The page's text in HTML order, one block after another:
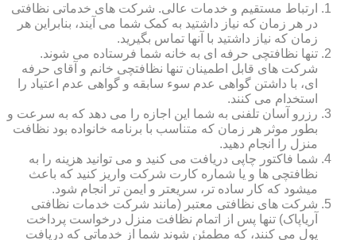
ارتباط مستقیم و خدمات عالی. شرکت های خدماتی نظافتی
در هر زمان که نیاز داشتید به کمک شما می آیند، بنابراین هر
زمان که نیاز داشتید با آنها تماس بگیرید.
تنها نظافتچی حرفه ای به خانه شما فرستاده می شوند.
شرکت های قابل اطمینان تنها نظافتچی خانم و آقای حرفه
ای، با داشتن گواهی عدم سوء سابقه و گواهی عدم اعتیاد را
استخدام می کنند.
رزرو آسان تلفنی به شما این اجازه را می دهد که به سرعت و
بطور موثر هر زمان که متناسب با برنامه خانواده بود نظافت
منزل را انجام دهید.
شما فاکتور چاپی دریافت می کنید و می توانید هزینه را به
نظافتچی ها و یا شماره کارت شرکت واریز کنید که باعث
میشود که کار ساده تر، سریعتر و ایمن تر انجام شود.
شرکت های نظافتی معتبر (مانند شرکت خدمات نظافتی
آریاپاک) تنها پس از اتمام نظافت منزل درخواست پرداخت
پول می کنند، که مطمئن شوند شما از خدماتی که دریافت